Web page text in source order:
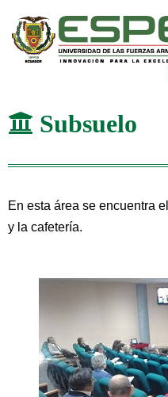
Subsuelo
En esta área se encuentra
y la cafetería.